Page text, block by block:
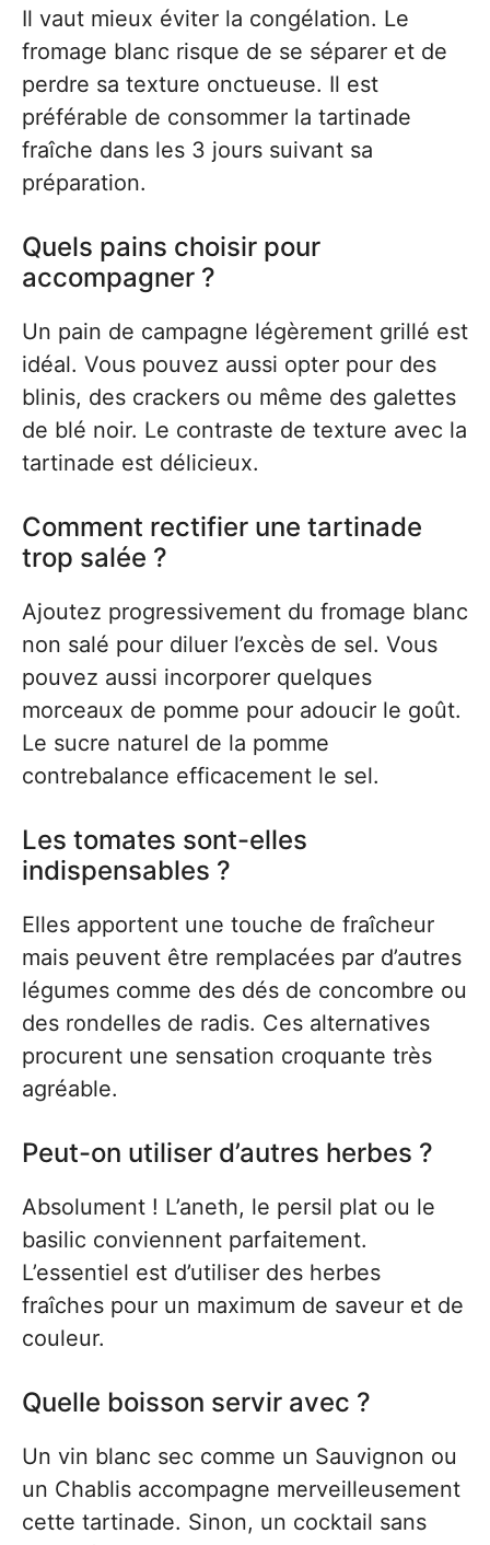
Il vaut mieux éviter la congélation. Le
fromage blanc risque de se séparer et de
perdre sa texture onctueuse. Il est
préférable de consommer la tartinade
fraîche dans les 3 jours suivant sa
préparation.
Quels pains choisir pour
accompagner ?
Un pain de campagne légèrement grillé est
idéal. Vous pouvez aussi opter pour des
blinis, des crackers ou même des galettes
de blé noir. Le contraste de texture avec la
tartinade est délicieux.
Comment rectifier une tartinade
trop salée ?
Ajoutez progressivement du fromage blanc
non salé pour diluer l’excès de sel. Vous
pouvez aussi incorporer quelques
morceaux de pomme pour adoucir le goût.
Le sucre naturel de la pomme
contrebalance efficacement le sel.
Les tomates sont-elles
indispensables ?
Elles apportent une touche de fraîcheur
mais peuvent être remplacées par d’autres
légumes comme des dés de concombre ou
des rondelles de radis. Ces alternatives
procurent une sensation croquante très
agréable.
Peut-on utiliser d’autres herbes ?
Absolument ! L’aneth, le persil plat ou le
basilic conviennent parfaitement.
L’essentiel est d’utiliser des herbes
fraîches pour un maximum de saveur et de
couleur.
Quelle boisson servir avec ?
Un vin blanc sec comme un Sauvignon ou
un Chablis accompagne merveilleusement
cette tartinade. Sinon, un cocktail sans